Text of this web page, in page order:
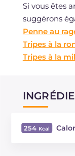
Si vous êtes
suggérons
Penne au
Tripes à la
Tripes à la
254